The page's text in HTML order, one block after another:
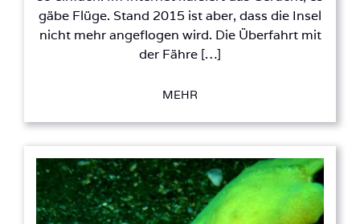
gäbe Flüge. Stand 2015 ist aber, dass die Insel
nicht mehr angeflogen wird. Die Überfahrt mit
der Fähre […]
MEHR